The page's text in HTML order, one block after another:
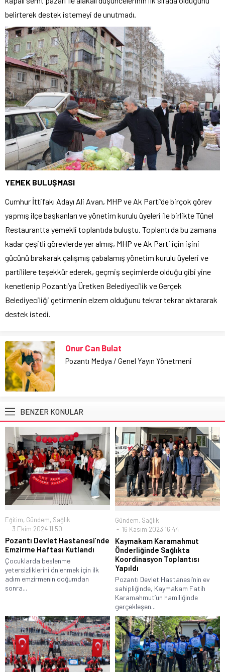
belirterek destek istemeyi de unutmadı.
YEMEK BULUŞMASI
Cumhur İttifakı Adayı Ali Avan, MHP ve Ak Parti’de birçok görev
yapmış ilçe başkanları ve yönetim kurulu üyeleri ile birlikte Tünel
Restaurantta yemekli toplantıda buluştu. Toplantı da bu zamana
kadar çeşitli görevlerde yer almış, MHP ve Ak Parti için işini
gücünü bırakarak çalışmış çabalamış yönetim kurulu üyeleri ve
partililere teşekkür ederek, geçmiş seçimlerde olduğu gibi yine
kenetlenip Pozantı’ya Üretken Belediyecilik ve Gerçek
Belediyeciliği getirmenin elzem olduğunu tekrar tekrar aktararak
destek istedi.
Onur Can Bulat
Pozantı Medya / Genel Yayın Yönetmeni
BENZER KONULAR
Eğitim, Gündem, Sağlık
3 Ekim 2024 11:50
Pozantı Devlet Hastanesi’nde
Emzirme Haftası Kutlandı
Çocuklarda beslenme
yetersizliklerini önlenmek için ilk
adım emzirmenin doğumdan
sonra...
Gündem, Sağlık
16 Kasım 2023 16:44
Kaymakam Karamahmut
Önderliğinde Sağlıkta
Koordinasyon Toplantısı
Yapıldı
Pozantı Devlet Hastanesi’nin ev
sahipliğinde, Kaymakam Fatih
Karamahmut’un hamiliğinde
gerçekleşen...